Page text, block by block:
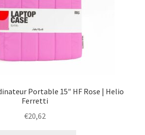
Portable 15″ HF Rose | Helio
Ferretti
€20,62